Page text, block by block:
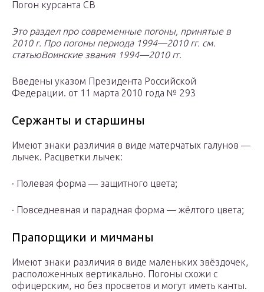
Погон курсанта СВ
Это раздел про современные погоны, принятые в
2010 г. Про погоны периода 1994—2010 гг. см.
статьюВоинские звания 1994—2010 гг.
Введены указом Президента Российской
Федерации. от 11 марта 2010 года № 293
Сержанты и старшины
Имеют знаки различия в виде матерчатых галунов —
лычек. Расцветки лычек:
· Полевая форма — защитного цвета;
· Повседневная и парадная форма — жёлтого цвета;
Прапорщики и мичманы
Имеют знаки различия в виде маленьких звёздочек,
расположенных вертикально. Погоны схожи с
офицерским, но без просветов и могут иметь канты.